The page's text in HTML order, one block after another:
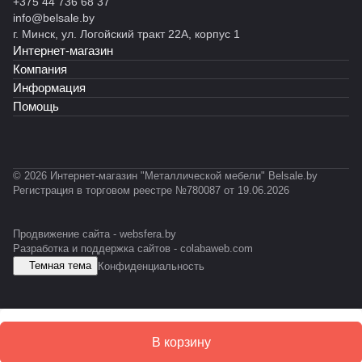
В корзину
info@belsale.by
г. Минск, ул. Логойский тракт 22А, корпус 1
Интернет-магазин
Компания
Информация
Помощь
© 2026 Интернет-магазин "Металлической мебели" Belsale.by
Регистрация в торговом реестре №780087 от 19.06.2026
Продвижение сайта - websfera.by
Разработка и поддержка сайтов - colabaweb.com
Темная тема Конфиденциальность